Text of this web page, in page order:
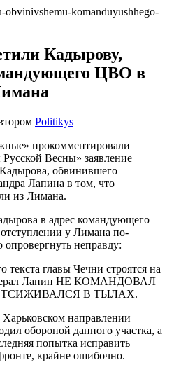
Кадырову,
ЦВО в
Politikys
прокомментировали
Весны» заявление
Кадырова, обвинившего
Лапина в том, что
из Лимана.
в адрес командующего
у Лимана по-
опровергнуть неправду:
главы Чечни строятся на
Лапин НЕ КОМАНДОВАЛ
В ТЫЛАХ.
направлении
обороной данного участка, а
попытка исправить
крайне ошибочно.